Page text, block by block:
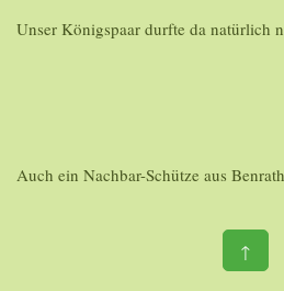
Unser Königspaar durfte da natürlich
Auch ein Nachbar-Schütze aus
↑